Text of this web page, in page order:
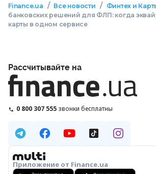
Finance.ua / Все новости / Финтех и
банковских решений для ФЛП: когда
карты в одном сервисе
Рассчитывайте на
0 800 307 555 звонки бесплатны
Приложение от Finance.ua